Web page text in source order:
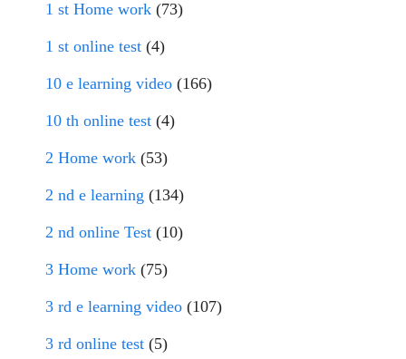
1 st Home work (73)
1 st online test (4)
10 e learning video (166)
10 th online test (4)
2 Home work (53)
2 nd e learning (134)
2 nd online Test (10)
3 Home work (75)
3 rd e learning video (107)
3 rd online test (5)